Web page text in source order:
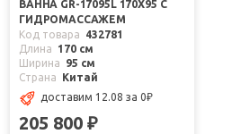
ВАННА GR-17095L 170X95 С
ГИДРОМАССАЖЕМ
Код товара
432781
Длина
170 см
Ширина
95 см
Страна
Китай
доставим 12.08 за 0₽
205 800 ₽